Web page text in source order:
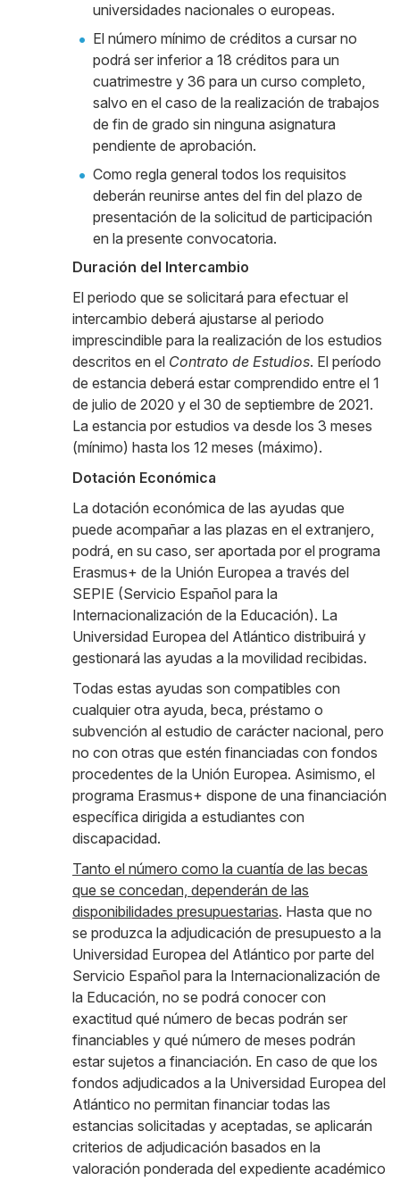
universidades nacionales o europeas.
El número mínimo de créditos a cursar no
podrá ser inferior a 18 créditos para un
cuatrimestre y 36 para un curso completo,
salvo en el caso de la realización de trabajos
de fin de grado sin ninguna asignatura
pendiente de aprobación.
Como regla general todos los requisitos
deberán reunirse antes del fin del plazo de
presentación de la solicitud de participación
en la presente convocatoria.
Duración del Intercambio
El periodo que se solicitará para efectuar el
intercambio deberá ajustarse al periodo
imprescindible para la realización de los estudios
descritos en el Contrato de Estudios. El período
de estancia deberá estar comprendido entre el 1
de julio de 2020 y el 30 de septiembre de 2021.
La estancia por estudios va desde los 3 meses
(mínimo) hasta los 12 meses (máximo).
Dotación Económica
La dotación económica de las ayudas que
puede acompañar a las plazas en el extranjero,
podrá, en su caso, ser aportada por el programa
Erasmus+ de la Unión Europea a través del
SEPIE (Servicio Español para la
Internacionalización de la Educación). La
Universidad Europea del Atlántico distribuirá y
gestionará las ayudas a la movilidad recibidas.
Todas estas ayudas son compatibles con
cualquier otra ayuda, beca, préstamo o
subvención al estudio de carácter nacional, pero
no con otras que estén financiadas con fondos
procedentes de la Unión Europea. Asimismo, el
programa Erasmus+ dispone de una financiación
específica dirigida a estudiantes con
discapacidad.
Tanto el número como la cuantía de las becas
que se concedan, dependerán de las
disponibilidades presupuestarias. Hasta que no
se produzca la adjudicación de presupuesto a la
Universidad Europea del Atlántico por parte del
Servicio Español para la Internacionalización de
la Educación, no se podrá conocer con
exactitud qué número de becas podrán ser
financiables y qué número de meses podrán
estar sujetos a financiación. En caso de que los
fondos adjudicados a la Universidad Europea del
Atlántico no permitan financiar todas las
estancias solicitadas y aceptadas, se aplicarán
criterios de adjudicación basados en la
valoración ponderada del expediente académico